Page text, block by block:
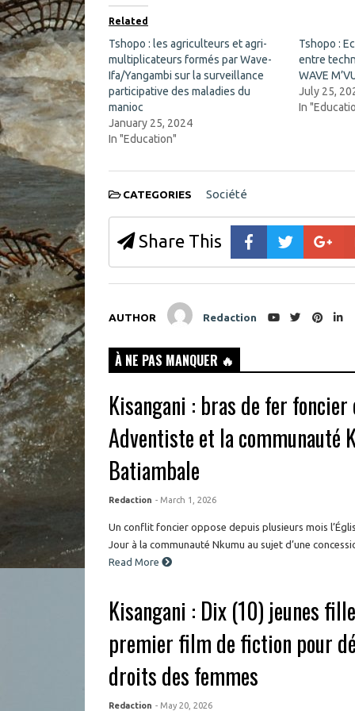
b
o
o
k
(
O
p
e
n
s
i
n
n
e
i
d
w
i
n
n
e
w
w
d
o
w
Related
Tshopo : les agriculteurs et agri-
multiplicateurs formés par Wave-
Ifa/Yangambi sur la surveillance
participative des maladies du
manioc
January 25, 2024
In "Education"
Tshopo :
entre
WAVE
July 25,
In
CATEGORIES Société
Share This
AUTHOR Redaction
À NE PAS MANQUER 🔥
Kisangani : bras de fer foncier
Adventiste et la communauté
Batiambale
Redaction - March 1, 2026
Un conflit foncier oppose depuis plusieurs mois
Jour à la communauté Nkumu au sujet d’une
Read More
Kisangani : Dix (10) jeunes
premier film de fiction pour
droits des femmes
Redaction - May 20, 2026